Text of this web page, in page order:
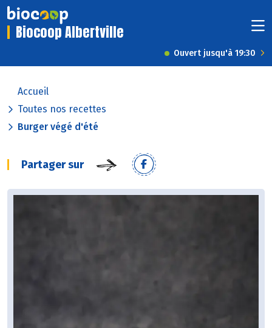
Biocoop Albertville
Ouvert jusqu'à 19:30
Accueil
Toutes nos recettes
Burger végé d'été
Partager sur